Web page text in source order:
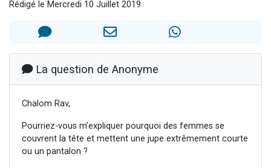
Il reste 49 places pour étudier en groupe sur Zoom
12 nouvelles musiques dans Torah-Box Music
2 personnes viennent de nous rejoindre sur WhatsApp
Rédigé le Mercredi 10 Juillet 2019
La question de Anonyme
Chalom Rav,
Pourriez-vous m’expliquer pourquoi des femmes se
couvrent la tête et mettent une jupe extrêmement courte
ou un pantalon ?